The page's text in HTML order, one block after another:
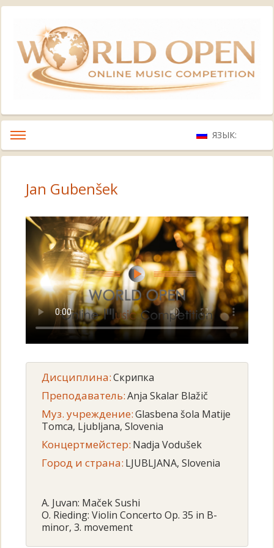
ЯЗЫК:
Jan Gubenšek
Дисциплина:Скрипка
Преподаватель:Anja Skalar Blažič
Муз. учреждение:Glasbena šola Matije
Tomca, Ljubljana, Slovenia
Концертмейстер: Nadja Vodušek
Город и страна: LJUBLJANA, Slovenia
A. Juvan: Maček Sushi
O. Rieding: Violin Concerto Op. 35 in B-
minor, 3. movement